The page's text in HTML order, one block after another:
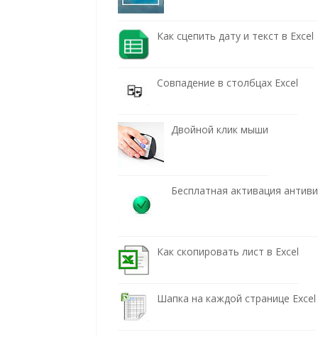
Как сцепить дату и текст в Excel
Совпадение в столбцах Excel
Двойной клик мыши
Бесплатная активация
Как скопировать лист в Excel
Шапка на каждой странице Excel